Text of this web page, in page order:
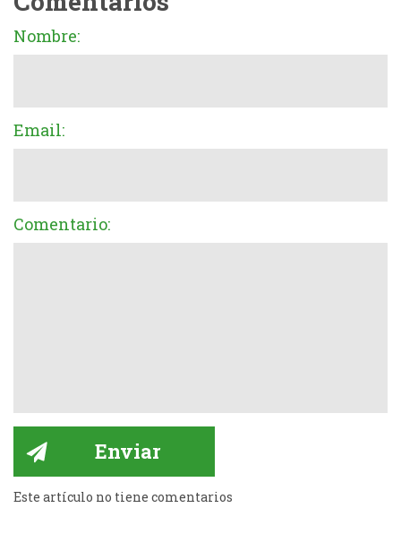
Nombre:
Email:
Comentario:
Este artículo no tiene comentarios